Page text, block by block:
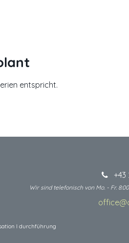
entspricht.
+43
Wir sind telefonisch von Mo. - Fr.
I durchführung